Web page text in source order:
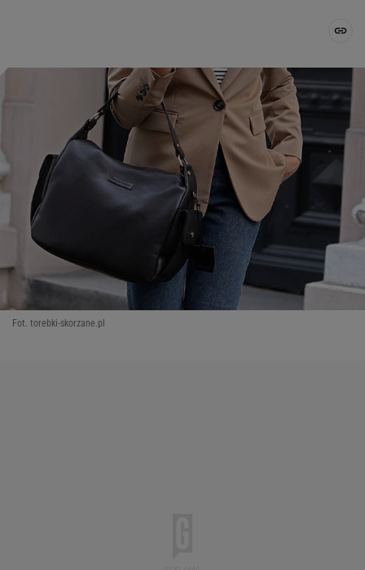
Fot. torebki-skorzane.pl